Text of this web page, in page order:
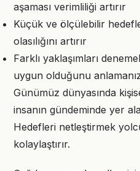
aşaması verimliliği artırır
Küçük ve ölçülebilir
olasılığını artırır
Farklı yaklaşımları
uygun olduğunu
Günümüz dünyasında
insanın gündeminde yer
Hedefleri netleştirmek
kolaylaştırır.